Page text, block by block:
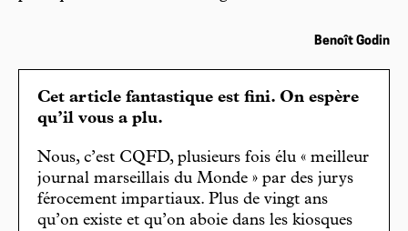
Benoît Godin
Cet article fantastique est fini. On espère
qu’il vous a plu.
Nous, c’est CQFD, plusieurs fois élu « meilleur
journal marseillais du Monde » par des jurys
férocement impartiaux. Plus de vingt ans
qu’on existe et qu’on aboie dans les kiosques